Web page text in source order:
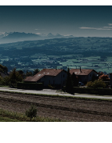
öffnen